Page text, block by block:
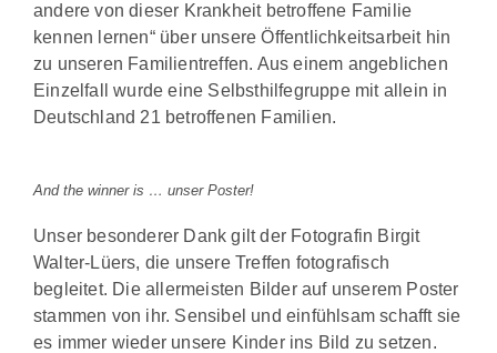
andere von dieser Krankheit betroffene Familie
kennen lernen“ über unsere Öffentlichkeitsarbeit hin
zu unseren Familientreffen. Aus einem angeblichen
Einzelfall wurde eine Selbsthilfegruppe mit allein in
Deutschland 21 betroffenen Familien.
And the winner is … unser Poster!
Unser besonderer Dank gilt der Fotografin Birgit
Walter-Lüers, die unsere Treffen fotografisch
begleitet. Die allermeisten Bilder auf unserem Poster
stammen von ihr. Sensibel und einfühlsam schafft sie
es immer wieder unsere Kinder ins Bild zu setzen.